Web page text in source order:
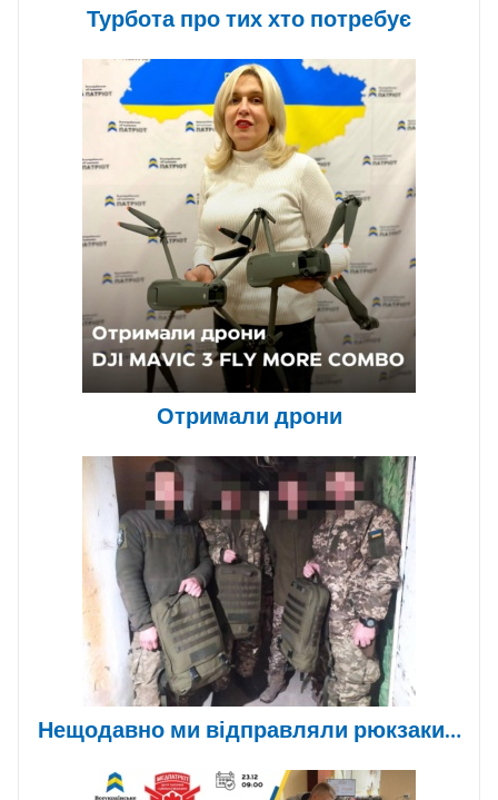
Турбота про тих хто потребує
Отримали дрони
Нещодавно ми відправляли рюкзаки…